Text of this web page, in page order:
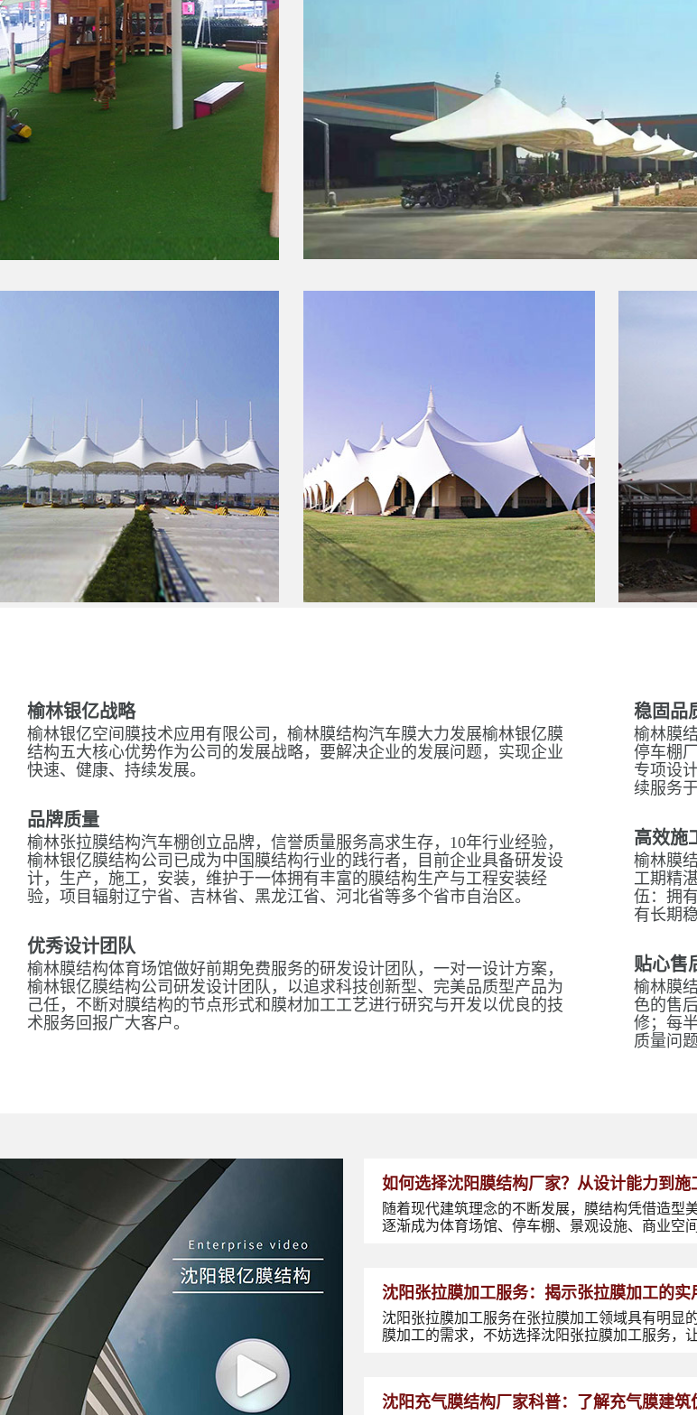
榆林银亿战略
榆林银亿空间膜技术应用有限公司，榆林膜结构汽车膜大力发展榆林银亿膜
结构五大核心优势作为公司的发展战略，要解决企业的发展问题，实现企业
快速、健康、持续发展。
品牌质量
榆林张拉膜结构汽车棚创立品牌，信誉质量服务高求生存，10年行业经验，
榆林银亿膜结构公司已成为中国膜结构行业的践行者，目前企业具备研发设
计，生产，施工，安装，维护于一体拥有丰富的膜结构生产与工程安装经
验，项目辐射辽宁省、吉林省、黑龙江省、河北省等多个省市自治区。
优秀设计团队
榆林膜结构体育场馆做好前期免费服务的研发设计团队，一对一设计方案，
榆林银亿膜结构公司研发设计团队，以追求科技创新型、完美品质型产品为
己任，不断对膜结构的节点形式和膜材加工工艺进行研究与开发以优良的技
术服务回报广大客户。
稳固品
榆林膜
停车棚
专项设
续服务
高效施
榆林膜
工期精
伍：拥
有长期
贴心售
榆林膜
色的售
修；每
质量问
如何选择沈阳膜结构厂家？从设计能力到施
随着现代建筑理念的不断发展，膜结构凭借造型
逐渐成为体育场馆、停车棚、景观设施、商业空
沈阳张拉膜加工服务：揭示张拉膜加工的实
沈阳张拉膜加工服务在张拉膜加工领域具有明显
膜加工的需求，不妨选择沈阳张拉膜加工服务，
沈阳充气膜结构厂家科普：了解充气膜建